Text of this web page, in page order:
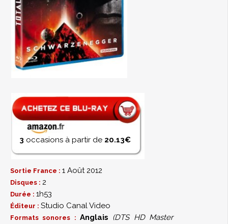
3 occasions à partir de 20.13€
Sortie France : 1 Août 2012
Disques : 2
Durée : 1h53
Éditeur : Studio Canal Video
Formats sonores : Anglais (DTS HD Master